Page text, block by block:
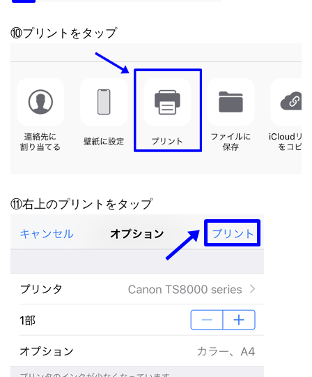
⑩プリントをタップ
⑪右上のプリントをタップ